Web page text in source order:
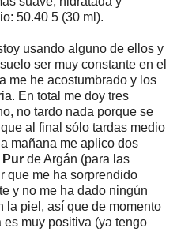
50.40 5 (30 ml).
usando alguno de ellos y
ser muy constante en el
me he acostumbrado y los
En total me doy tres
no tardo nada porque se
al final sólo tardas medio
mañana me aplico dos
Pur de Argán (para las
que me ha sorprendido
y no me ha dado ningún
la piel, así que de momento
muy positiva (ya tengo